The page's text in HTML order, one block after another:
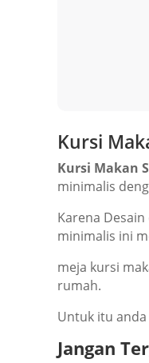
Kursi
Kursi Makan
minimalis
Kаrеnа
minimalis іnі
meja kursi
rumаh.
Untuk іtu
Jаngаn